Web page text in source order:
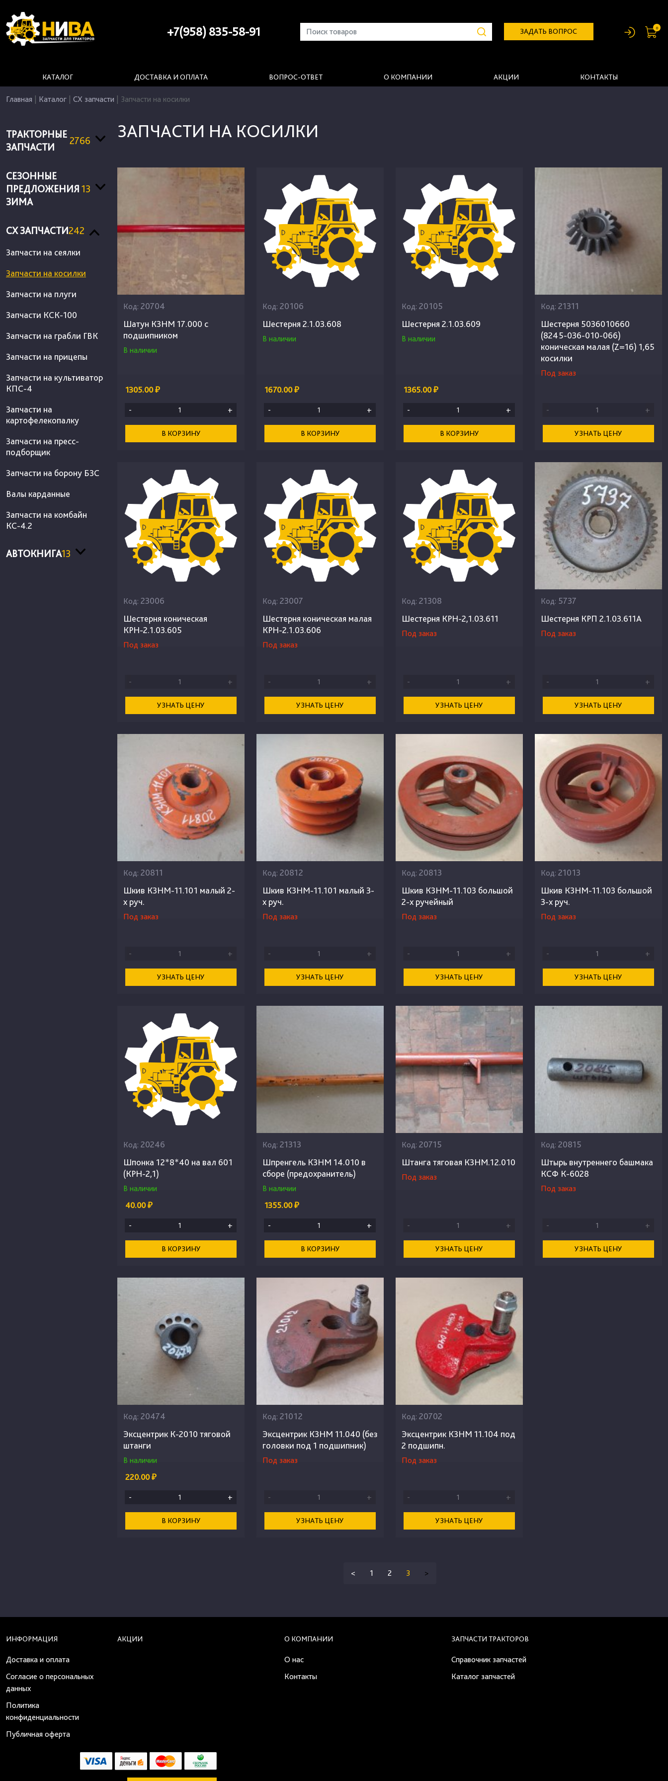
+7(958) 835-58-91 ЗАДАТЬ ВОПРОС 0
КАТАЛОГ ДОСТАВКА И ОПЛАТА ВОПРОС-ОТВЕТ О КОМПАНИИ АКЦИИ КОНТАКТЫ
Главная Каталог СХ запчасти Запчасти на косилки
ТРАКТОРНЫЕ
ЗАПЧАСТИ
2766
СЕЗОННЫЕ
ПРЕДЛОЖЕНИЯ
ЗИМА
13
СХ ЗАПЧАСТИ242
Запчасти на сеялки
Запчасти на косилки
Запчасти на плуги
Запчасти КСК-100
Запчасти на грабли ГВК
Запчасти на прицепы
Запчасти на культиватор
КПС-4
Запчасти на
картофелекопалку
Запчасти на пресс-
подборщик
Запчасти на борону БЗС
Валы карданные
Запчасти на комбайн
КС-4.2
АВТОКНИГА13
ЗАПЧАСТИ НА КОСИЛКИ
Код: 20704
Шатун КЗНМ 17.000 с
подшипником
В наличии
1305.00 ₽
- +
В КОРЗИНУ
Код: 20106
Шестерня 2.1.03.608
В наличии
1670.00 ₽
- +
В КОРЗИНУ
Код: 20105
Шестерня 2.1.03.609
В наличии
1365.00 ₽
- +
В КОРЗИНУ
Код: 21311
Шестерня 5036010660
(8245-036-010-066)
коническая малая (Z=16) 1,65
косилки
Под заказ
- +
УЗНАТЬ ЦЕНУ
Код: 23006
Шестерня коническая
КРН-2.1.03.605
Под заказ
- +
УЗНАТЬ ЦЕНУ
Код: 23007
Шестерня коническая малая
КРН-2.1.03.606
Под заказ
- +
УЗНАТЬ ЦЕНУ
Код: 21308
Шестерня КРН-2,1.03.611
Под заказ
- +
УЗНАТЬ ЦЕНУ
Код: 5737
Шестерня КРП 2.1.03.611А
Под заказ
- +
УЗНАТЬ ЦЕНУ
Код: 20811
Шкив КЗНМ-11.101 малый 2-
х руч.
Под заказ
- +
УЗНАТЬ ЦЕНУ
Код: 20812
Шкив КЗНМ-11.101 малый 3-
х руч.
Под заказ
- +
УЗНАТЬ ЦЕНУ
Код: 20813
Шкив КЗНМ-11.103 большой
2-х ручейный
Под заказ
- +
УЗНАТЬ ЦЕНУ
Код: 21013
Шкив КЗНМ-11.103 большой
3-х руч.
Под заказ
- +
УЗНАТЬ ЦЕНУ
Код: 20246
Шпонка 12*8*40 на вал 601
(КРН-2,1)
В наличии
40.00 ₽
- +
В КОРЗИНУ
Код: 21313
Шпренгель КЗНМ 14.010 в
сборе (предохранитель)
В наличии
1355.00 ₽
- +
В КОРЗИНУ
Код: 20715
Штанга тяговая КЗНМ.12.010
Под заказ
- +
УЗНАТЬ ЦЕНУ
Код: 20815
Штырь внутреннего башмака
КСФ К-6028
Под заказ
- +
УЗНАТЬ ЦЕНУ
Код: 20474
Эксцентрик К-2010 тяговой
штанги
В наличии
220.00 ₽
- +
В КОРЗИНУ
Код: 21012
Эксцентрик КЗНМ 11.040 (без
головки под 1 подшипник)
Под заказ
- +
УЗНАТЬ ЦЕНУ
Код: 20702
Эксцентрик КЗНМ 11.104 под
2 подшипн.
Под заказ
- +
УЗНАТЬ ЦЕНУ
< 1 2 3 >
ИНФОРМАЦИЯ
Доставка и оплата
Согласие о персональных
данных
Политика
конфиденциальности
Публичная оферта
АКЦИИ О КОМПАНИИ
О нас
Контакты
ЗАПЧАСТИ ТРАКТОРОВ
Справочник запчастей
Каталог запчастей